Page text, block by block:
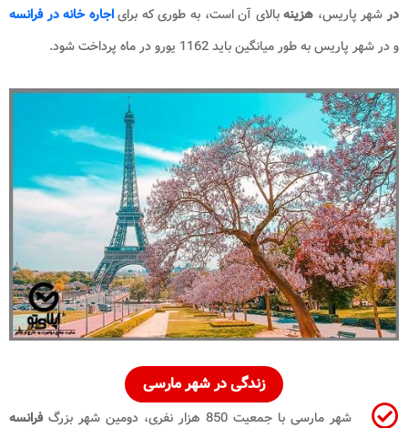
درشهر پاریس، هزینهبالای آن است، به طوری که برایاجاره خانه در فرانسه
و در شهر پاریس به طور میانگین باید 1162 یورو در ماه پرداخت شود.
زندگیدر شهر مارسی
شهر مارسی با جمعیت 850 هزار نفری، دومین شهر بزرگ فرانسه